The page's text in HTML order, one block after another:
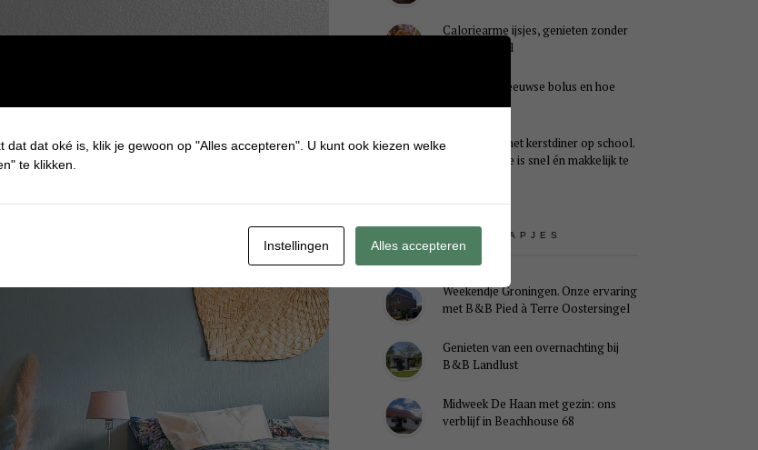
Caloriearme ijsjes, genieten zonder
schuldgevoel
Wat is een Zeeuwse bolus en hoe
Ideaal voor het kerstdiner op school.
Dit kersthapje is snel én makkelijk te
UITSTAPJES
Weekendje Groningen. Onze ervaring
met B&B Pied à Terre Oostersingel
Genieten van een overnachting bij
B&B Landlust
Midweek De Haan met gezin: ons
verblijf in Beachhouse 68
dat dat oké is, klik je gewoon op "Alles accepteren". U kunt ook kiezen welke
te klikken.
Instellingen Alles accepteren